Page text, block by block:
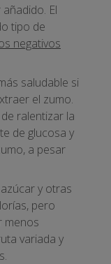
El
tipo de
negativos
saludable si
el zumo.
ralentizar la
de glucosa y
a pesar
y otras
pero
menos
variada y